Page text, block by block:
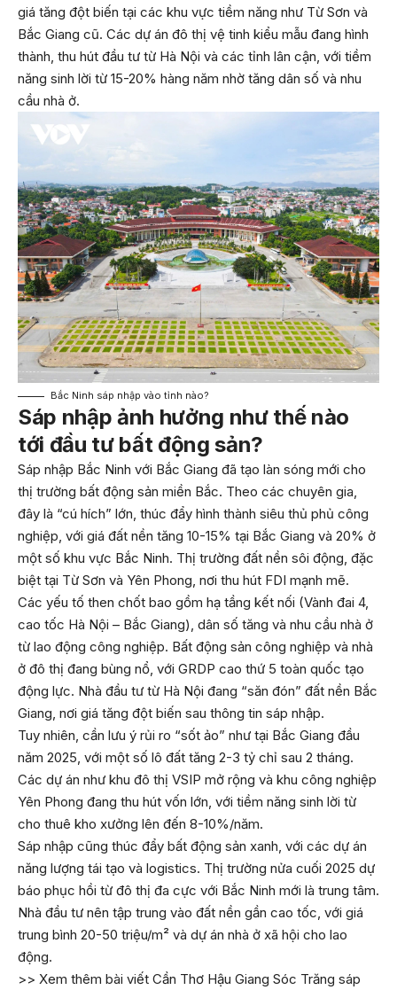
giá tăng đột biến tại các khu vực tiềm năng như Từ Sơn và
Bắc Giang cũ. Các dự án đô thị vệ tinh kiểu mẫu đang hình
thành, thu hút đầu tư từ Hà Nội và các tỉnh lân cận, với tiềm
năng sinh lời từ 15-20% hàng năm nhờ tăng dân số và nhu
cầu nhà ở.
Bắc Ninh sáp nhập vào tỉnh nào?
Sáp nhập ảnh hưởng như thế nào
tới đầu tư bất động sản?
Sáp nhập Bắc Ninh với Bắc Giang đã tạo làn sóng mới cho
thị trường bất động sản miền Bắc. Theo các chuyên gia,
đây là “cú hích” lớn, thúc đẩy hình thành siêu thủ phủ công
nghiệp, với giá đất nền tăng 10-15% tại Bắc Giang và 20% ở
một số khu vực Bắc Ninh. Thị trường đất nền sôi động, đặc
biệt tại Từ Sơn và Yên Phong, nơi thu hút FDI mạnh mẽ.
Các yếu tố then chốt bao gồm hạ tầng kết nối (Vành đai 4,
cao tốc Hà Nội – Bắc Giang), dân số tăng và nhu cầu nhà ở
từ lao động công nghiệp. Bất động sản công nghiệp và nhà
ở đô thị đang bùng nổ, với GRDP cao thứ 5 toàn quốc tạo
động lực. Nhà đầu tư từ Hà Nội đang “săn đón” đất nền Bắc
Giang, nơi giá tăng đột biến sau thông tin sáp nhập.
Tuy nhiên, cần lưu ý rủi ro “sốt ảo” như tại Bắc Giang đầu
năm 2025, với một số lô đất tăng 2-3 tỷ chỉ sau 2 tháng.
Các dự án như khu đô thị VSIP mở rộng và khu công nghiệp
Yên Phong đang thu hút vốn lớn, với tiềm năng sinh lời từ
cho thuê kho xưởng lên đến 8-10%/năm.
Sáp nhập cũng thúc đẩy bất động sản xanh, với các dự án
năng lượng tái tạo và logistics. Thị trường nửa cuối 2025 dự
báo phục hồi từ đô thị đa cực với Bắc Ninh mới là trung tâm.
Nhà đầu tư nên tập trung vào đất nền gần cao tốc, với giá
trung bình 20-50 triệu/m² và dự án nhà ở xã hội cho lao
động.
>> Xem thêm bài viết Cần Thơ Hậu Giang Sóc Trăng sáp